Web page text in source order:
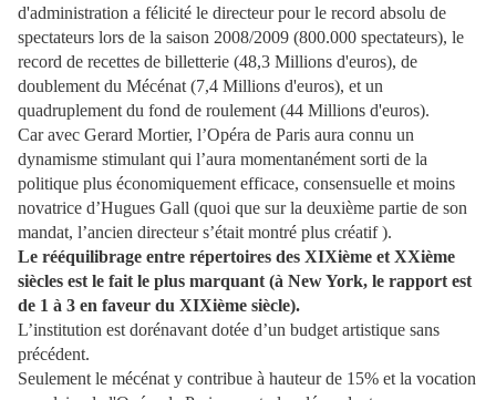
d'administration a félicité le directeur pour le record absolu de
spectateurs lors de la saison 2008/2009 (800.000 spectateurs), le
record de recettes de billetterie (48,3 Millions d'euros), de
doublement du Mécénat (7,4 Millions d'euros), et un
quadruplement du fond de roulement (44 Millions d'euros).
Car avec Gerard Mortier, l’Opéra de Paris aura connu un
dynamisme stimulant qui l’aura momentanément sorti de la
politique plus économiquement efficace, consensuelle et moins
novatrice d’Hugues Gall (quoi que sur la deuxième partie de son
mandat, l’ancien directeur s’était montré plus créatif ).
Le rééquilibrage entre répertoires des XIXième et XXième
siècles est le fait le plus marquant (à New York, le rapport est
de 1 à 3 en faveur du XIXième siècle).
L’institution est dorénavant dotée d’un budget artistique sans
précédent.
Seulement le mécénat y contribue à hauteur de 15% et la vocation